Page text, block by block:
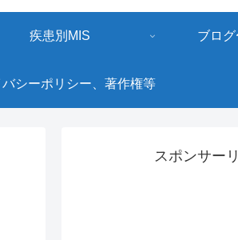
疾患別MIS ブロ
バシーポリシー、著作権等
スポンサー